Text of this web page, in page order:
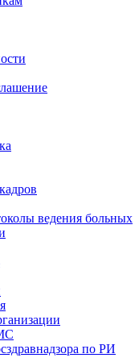
ведения больных
по РИ